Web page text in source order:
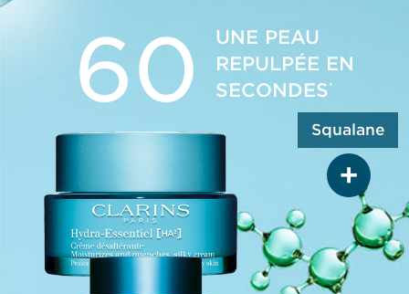
UNE PEAU
REPULPÉE EN
60 SECONDES*
Squalane
SQUALANE
Compense la perte d’eau
pendant la nuit en hydratant